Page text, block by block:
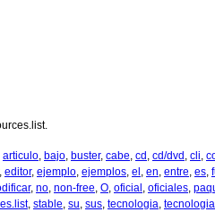
articulo bajo buster, cabe cd cd/dvd cli
editor, ejemplo ejemplos el en entre es
, no non-free O oficial oficiales
, stable su sus tecnologia